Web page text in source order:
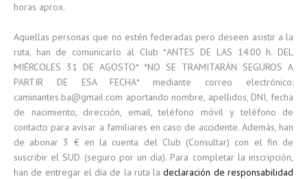
horas aprox.
Aquellas personas que no estén federadas pero deseen asistir a la
ruta, han de comunicarlo al Club *ANTES DE LAS 14:00 h. DEL
MIÉRCOLES 31 DE AGOSTO* *NO SE TRAMITARÁN SEGUROS A
PARTIR DE ESA FECHA* mediante correo electrónico:
caminantes.ba@gmail.com aportando nombre, apellidos, DNI, fecha
de nacimiento, dirección, email, teléfono móvil y teléfono de
contacto para avisar a familiares en caso de accidente. Además, han
de abonar 3 € en la cuenta del Club (Consultar) con el fin de
suscribir el SUD (seguro por un día). Para completar la inscripción,
han de entregar el día de la ruta ladeclaración de responsabilidad